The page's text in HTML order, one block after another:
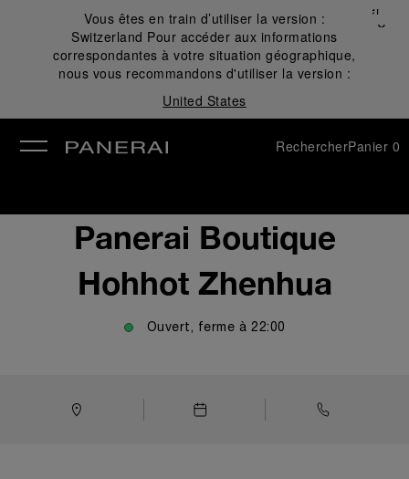
Vous êtes en train d’utiliser la version :
Switzerland Pour accéder aux informations
correspondantes à votre situation géographique,
nous vous recommandons d'utiliser la version :
United States
Fermer
✕
RechercherPanier 0
Panerai Boutique
Hohhot Zhenhua
Ouvert, ferme à 22:00